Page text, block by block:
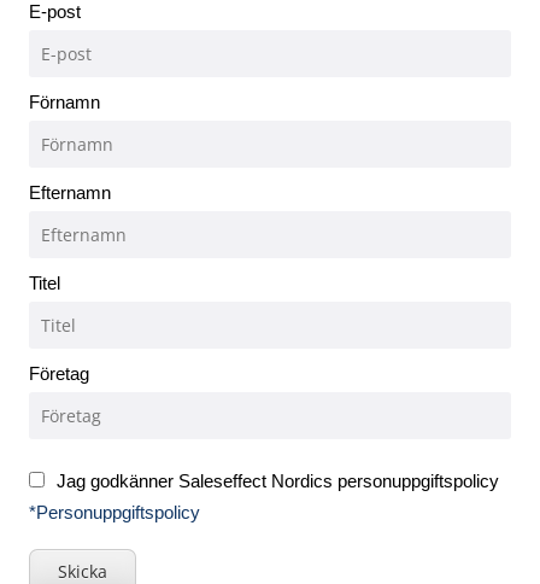
E-post
Förnamn
Efternamn
Titel
Företag
Jag godkänner Saleseffect Nordics personuppgiftspolicy
*Personuppgiftspolicy
Skicka